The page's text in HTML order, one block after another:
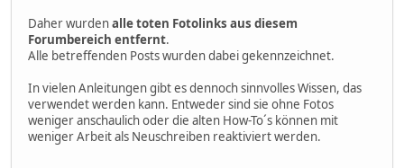
Daher wurdenalle toten Fotolinks aus diesem
Forumbereich entfernt.
Alle betreffenden Posts wurden dabei gekennzeichnet.
In vielen Anleitungen gibt es dennoch sinnvolles Wissen, das
verwendet werden kann. Entweder sind sie ohne Fotos
weniger anschaulich oder die alten How-To´s können mit
weniger Arbeit als Neuschreiben reaktiviert werden.